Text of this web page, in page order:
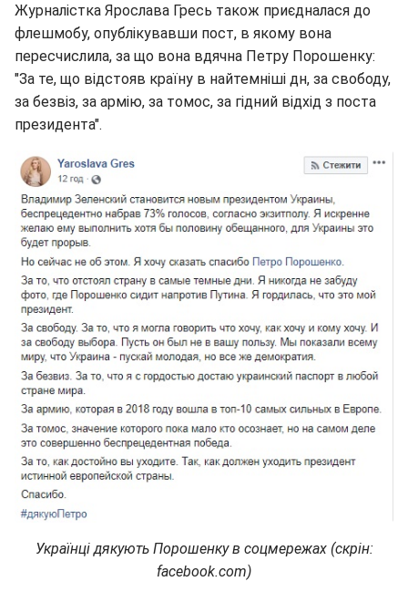
Журналістка Ярослава Гресь також приєдналася до
флешмобу, опублікувавши пост, в якому вона
пересчислила, за що вона вдячна Петру Порошенку:
"За те, що відстояв країну в найтемніші дн, за свободу,
за безвіз, за армію, за томос, за гідний відхід з поста
президента".
Українці дякують Порошенку в соцмережах (скрін:
facebook.com)